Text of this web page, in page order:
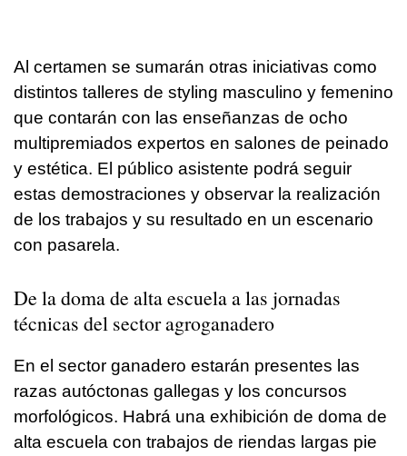
Al certamen se sumarán otras iniciativas como
distintos talleres de styling masculino y femenino
que contarán con las enseñanzas de ocho
multipremiados expertos en salones de peinado
y estética. El público asistente podrá seguir
estas demostraciones y observar la realización
de los trabajos y su resultado en un escenario
con pasarela.
De la doma de alta escuela a las jornadas
técnicas del sector agroganadero
En el sector ganadero estarán presentes las
razas autóctonas gallegas y los concursos
morfológicos. Habrá una exhibición de doma de
alta escuela con trabajos de riendas largas pie